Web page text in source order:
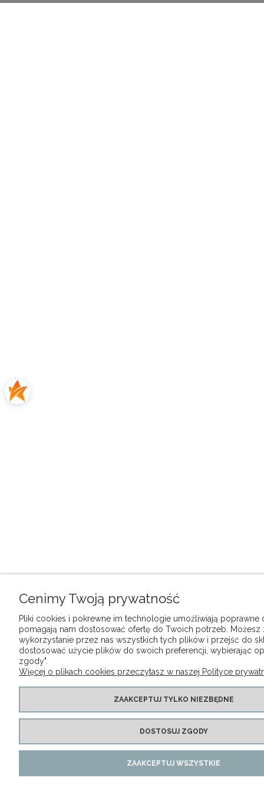
Cenimy Twoją prywatność
Pliki cookies i pokrewne im technologie umożliwiają poprawne
pomagają nam dostosować ofertę do Twoich potrzeb. Możesz
wykorzystanie przez nas wszystkich tych plików i przejść do
dostosować użycie plików do swoich preferencji, wybierając
zgody".
Więcej o plikach cookies przeczytasz w naszej Polityce
ZAAKCEPTUJ TYLKO NIEZBĘDNE
DOSTOSUJ ZGODY
ZAAKCEPTUJ WSZYSTKIE